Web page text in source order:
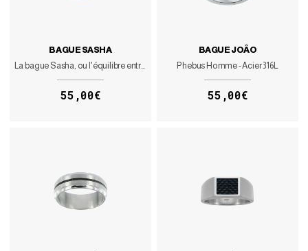
BAGUE SASHA
La bague Sasha, ou l'équilibre entre élégance et sobriété
55,00€
BAGUE JOÂO
Phebus Homme - Acier 316L
55,00€